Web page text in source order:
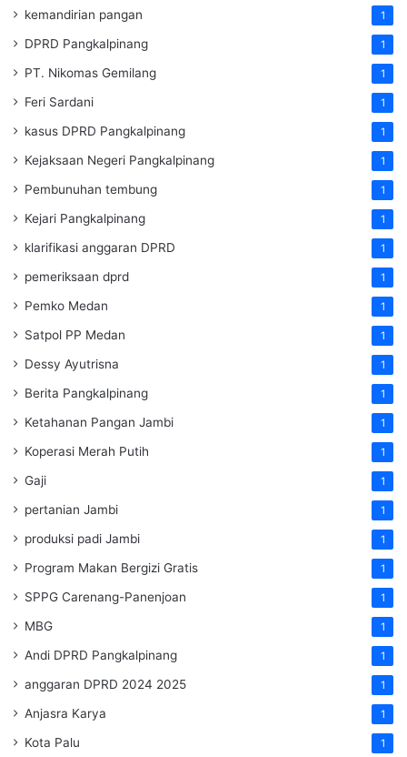
kemandirian pangan 1
DPRD Pangkalpinang 1
PT. Nikomas Gemilang 1
Feri Sardani 1
kasus DPRD Pangkalpinang 1
Kejaksaan Negeri Pangkalpinang 1
Pembunuhan tembung 1
Kejari Pangkalpinang 1
klarifikasi anggaran DPRD 1
pemeriksaan dprd 1
Pemko Medan 1
Satpol PP Medan 1
Dessy Ayutrisna 1
Berita Pangkalpinang 1
Ketahanan Pangan Jambi 1
Koperasi Merah Putih 1
Gaji 1
pertanian Jambi 1
produksi padi Jambi 1
Program Makan Bergizi Gratis 1
SPPG Carenang-Panenjoan 1
MBG 1
Andi DPRD Pangkalpinang 1
anggaran DPRD 2024 2025 1
Anjasra Karya 1
Kota Palu 1